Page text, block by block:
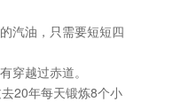
汽油，只需要短短四
穿越过赤道。
20年每天锻炼8个小